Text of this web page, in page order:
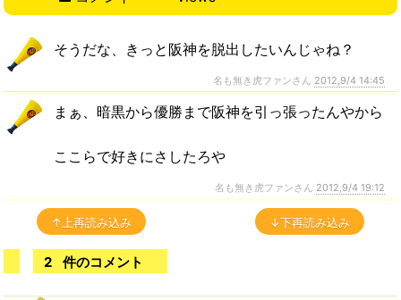
そうだな、きっと阪神を脱出したいんじゃね？
名も無き虎ファンさん 2012,9/4 14:45
まぁ、暗黒から優勝まで阪神を引っ張ったんやから
ここらで好きにさしたろや
名も無き虎ファンさん 2012,9/4 19:12
↑上再読み込み ↓下再読み込み
2 件のコメント